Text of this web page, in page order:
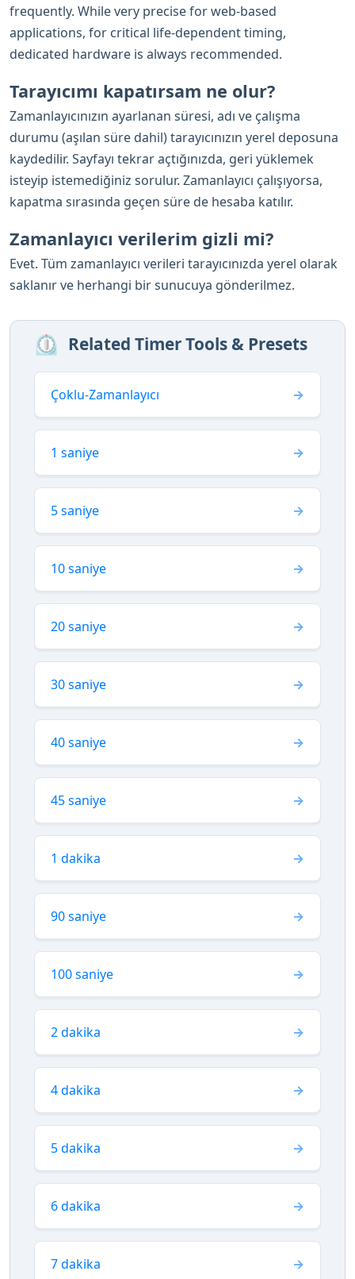
frequently. While very precise for web-based
applications, for critical life-dependent timing,
dedicated hardware is always recommended.
Tarayıcımı kapatırsam ne olur?
Zamanlayıcınızın ayarlanan süresi, adı ve çalışma
durumu (aşılan süre dahil) tarayıcınızın yerel deposuna
kaydedilir. Sayfayı tekrar açtığınızda, geri yüklemek
isteyip istemediğiniz sorulur. Zamanlayıcı çalışıyorsa,
kapatma sırasında geçen süre de hesaba katılır.
Zamanlayıcı verilerim gizli mi?
Evet. Tüm zamanlayıcı verileri tarayıcınızda yerel olarak
saklanır ve herhangi bir sunucuya gönderilmez.
⏲️ Related Timer Tools & Presets
Çoklu-Zamanlayıcı
1 saniye
5 saniye
10 saniye
20 saniye
30 saniye
40 saniye
45 saniye
1 dakika
90 saniye
100 saniye
2 dakika
4 dakika
5 dakika
6 dakika
7 dakika